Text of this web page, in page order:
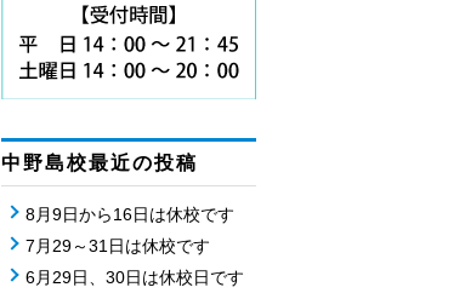
中野島校最近の投稿
8月9日から16日は休校です
7月29～31日は休校です
6月29日、30日は休校日です